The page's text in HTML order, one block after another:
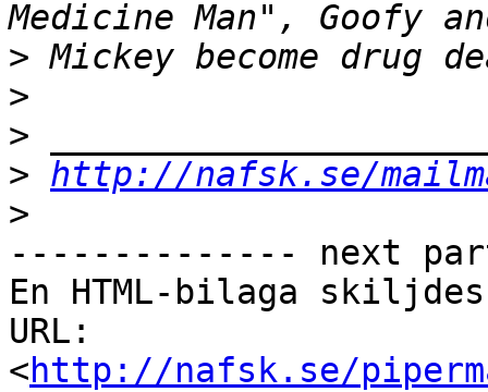
>
>
>
> http://nafsk.se/
>
-------------- next
En HTML-bilaga
URL:
<http://nafsk.se/